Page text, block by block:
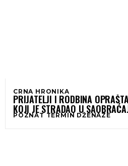
CRNA HRONIKA
PRIJATELJI I RODBINA
KOJI JE STRADAO U
UTORAK DŽENAZA
POZNAT TERMIN DŽENAZE